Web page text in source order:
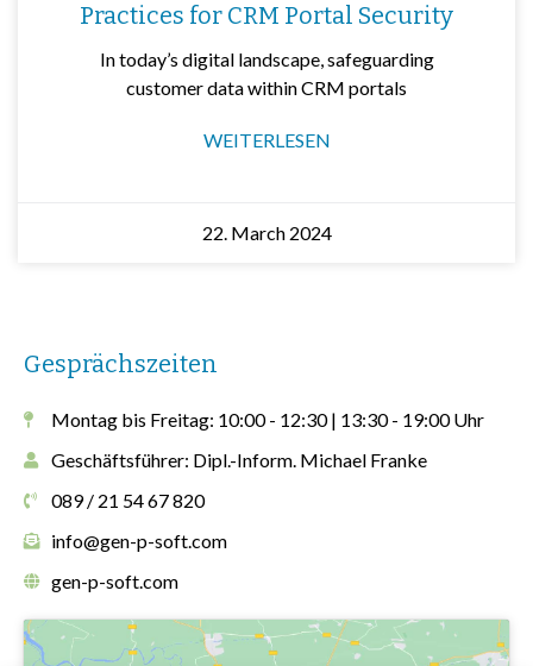
Practices for CRM Portal Security
In today’s digital landscape, safeguarding
customer data within CRM portals
WEITERLESEN
22. March 2024
Gesprächszeiten
Montag bis Freitag: 10:00 - 12:30 | 13:30 - 19:00 Uhr
Geschäftsführer: Dipl.-Inform. Michael Franke
089 / 21 54 67 820
info@gen-p-soft.com
gen-p-soft.com